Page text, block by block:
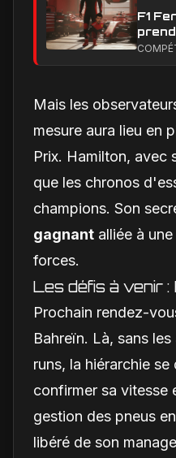
F1
Mais les
mesure aura lieu en
Prix. Hamilton, avec
que les chronos
champions. Son
gagnant alliée à
forces.
Les défis à venir
Prochain rendez-
Bahreïn. Là, sans
runs, la hiérarchie se
confirmer sa vitesse
gestion des pneus
libéré de son